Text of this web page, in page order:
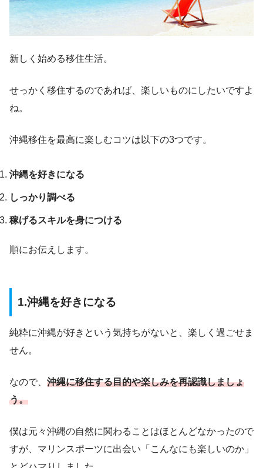
新しく始める移住生活。
せっかく移住するのであれば、楽しいものにしたいですよ
ね。
沖縄移住を最高に楽しむコツは以下の3つです。
沖縄を好きになる
しっかり調べる
稼げるスキルを身につける
順にお伝えします。
1.沖縄を好きになる
純粋に沖縄が好きという気持ちがないと、楽しく過ごせま
せん。
なので、 沖縄に移住する目的や楽しみを再認識しましょ
う。
僕は元々沖縄の自然に関わることはほとんどなかったので
すが、マリンスポーツに出会い「こんなにも楽しいのか」